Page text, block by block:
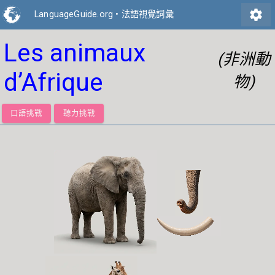
LanguageGuide.org • 法語視覺詞彙 settings
Les animaux
d’Afrique
(非洲動
物)